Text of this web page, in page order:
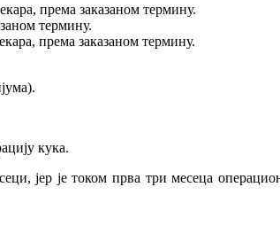
према заказаном термину.
термину.
према заказаном термину.
кука.
јер је током прва три месеца